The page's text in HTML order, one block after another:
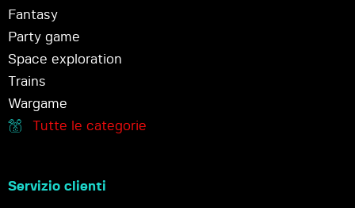
Fantasy
Party game
Space exploration
Trains
Wargame
Tutte le categorie
Servizio clienti